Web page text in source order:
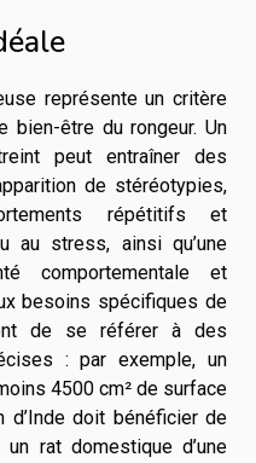
représente un critère
bien-être du rongeur. Un
peut entraîner des
de stéréotypies,
répétitifs et
au stress, ainsi qu’une
comportementale et
besoins spécifiques de
de se référer à des
: par exemple, un
4500 cm² de surface
d’Inde doit bénéficier de
rat domestique d’une